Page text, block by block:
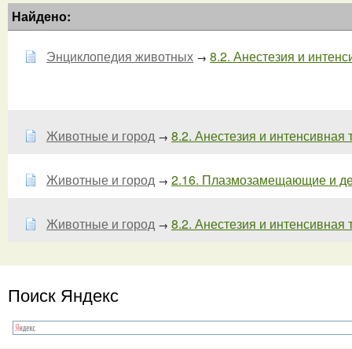
Найдено:
Энциклопедия животных → 8.2. Анестезия и
Животные и город → 8.2. Анестезия и интенсивная
Животные и город → 2.16. Плазмозамещающие и
Животные и город → 8.2. Анестезия и интенсивная
Поиск Яндекс